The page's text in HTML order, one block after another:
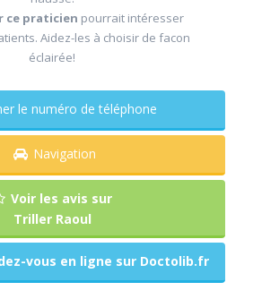
ce praticien pourrait intéresser
Aidez-les à choisir de facon
éclairée!
Afficher le numéro de téléphone
Navigation
Voir les avis sur
Triller Raoul
vous en ligne sur Doctolib.fr